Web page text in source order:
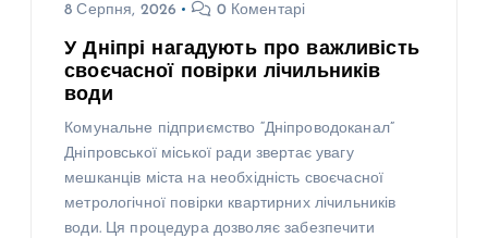
8 Серпня, 2026 0 Коментарі
У Дніпрі нагадують про важливість
своєчасної повірки лічильників
води
Комунальне підприємство “Дніпроводоканал”
Дніпровської міської ради звертає увагу
мешканців міста на необхідність своєчасної
метрологічної повірки квартирних лічильників
води. Ця процедура дозволяє забезпечити